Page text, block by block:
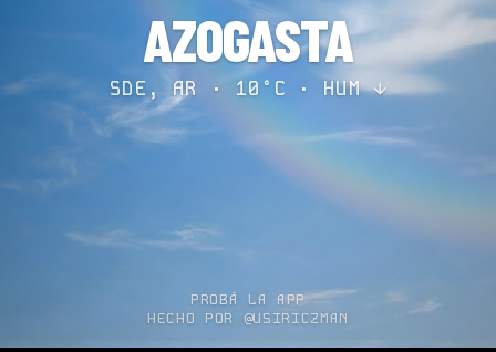
AZOGASTA
SDE, AR · 10°C ·HUM ↓
PROBÁ LA APP
HECHO POR @USIRICZMAN